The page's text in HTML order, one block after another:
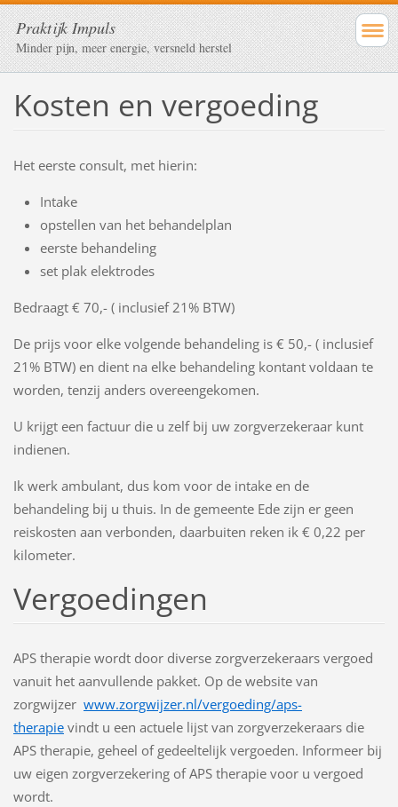
Praktijk Impuls
Minder pijn, meer energie, versneld herstel
Kosten en vergoeding
Het eerste consult, met hierin:
Intake
opstellen van het behandelplan
eerste behandeling
set plak elektrodes
Bedraagt € 70,- ( inclusief 21% BTW)
De prijs voor elke volgende behandeling is € 50,- ( inclusief
21% BTW) en dient na elke behandeling kontant voldaan te
worden, tenzij anders overeengekomen.
U krijgt een factuur die u zelf bij uw zorgverzekeraar kunt
indienen.
Ik werk ambulant, dus kom voor de intake en de
behandeling bij u thuis. In de gemeente Ede zijn er geen
reiskosten aan verbonden, daarbuiten reken ik € 0,22 per
kilometer.
Vergoedingen
APS therapie wordt door diverse zorgverzekeraars vergoed
vanuit het aanvullende pakket. Op de website van
zorgwijzer www.zorgwijzer.nl/vergoeding/aps-
therapievindt u een actuele lijst van zorgverzekeraars die
APS therapie, geheel of gedeeltelijk vergoeden. Informeer bij
uw eigen zorgverzekering of APS therapie voor u vergoed
wordt.